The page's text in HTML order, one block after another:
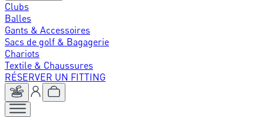
Clubs
Balles
Gants & Accessoires
Sacs de golf & Bagagerie
Chariots
Textile & Chaussures
RÉSERVER UN FITTING